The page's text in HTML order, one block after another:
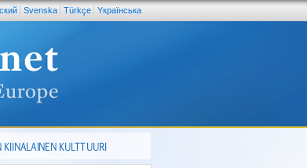
Svenska Türkçe Yкраїнська
KIINALAINEN KULTTUURI